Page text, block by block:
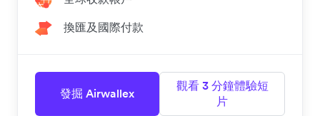
換匯及國際付款
發掘 Airwallex
觀看 3 分鐘體驗短
片